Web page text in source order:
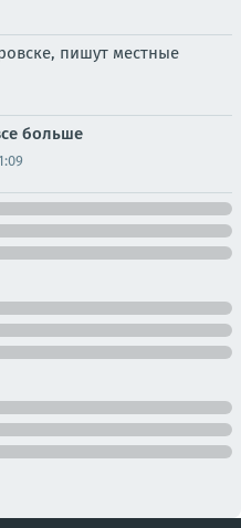
пишут местные
больше